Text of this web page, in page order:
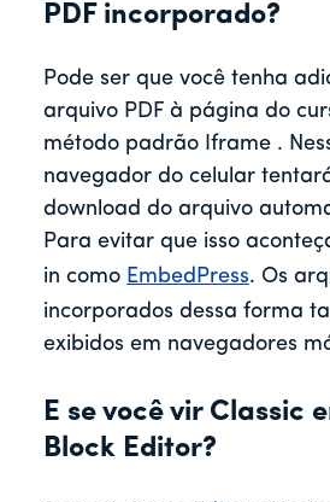
PDF incorporado?
Pode ser que você tenha
arquivo PDF à página do
método padrão Iframe .
navegador do celular
download do arquivo
Para evitar que isso
in como EmbedPress. Os
incorporados dessa forma
exibidos em navegadores
E se você vir Classic
Block Editor?